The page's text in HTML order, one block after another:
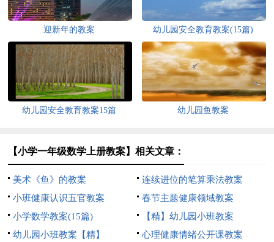
迎新年的教案 幼儿园安全教育教案(15篇)
幼儿园安全教育教案15篇 幼儿园鱼教案
【小学一年级数学上册教案】相关文章：
美术《鱼》的教案
连续进位的笔算乘法教案
小班健康认识五官教案
春节主题健康领域教案
小学数学教案(15篇)
【精】幼儿园小班教案
幼儿园小班教案【精】
心理健康情绪公开课教案